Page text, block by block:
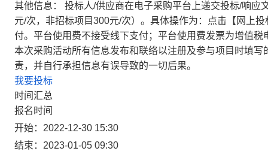
其他信息：
投标人/供应商在电子采购平台上递交投标/响应
元/次，非招标项目300元/次）。具体操作为：点击【网上
付。平台使用费不接受线下支付；平台使用费发票为增值
本次采购活动所有信息发布和联络以注册及参与项目时填
责，并自行承担信息有误导致的一切后果。
我要投标
时间汇总
报名时间
开始：2022-12-30 15:30
结束：2023-01-05 09:30